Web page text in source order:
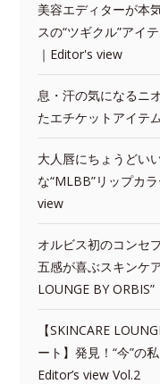
美容エディターが本
スの“ツギクル”アイ
｜Editor's view
息・汗の気になるニ
たエチケットアイテ
大人唇にちょうどい
な“MLBB”リップカ
view
オルビス初のコンセ
五感が喜ぶスキンケ
LOUNGE BY
【SKINCARE
ート】発見！“今”の
Editor’s view Vol.2